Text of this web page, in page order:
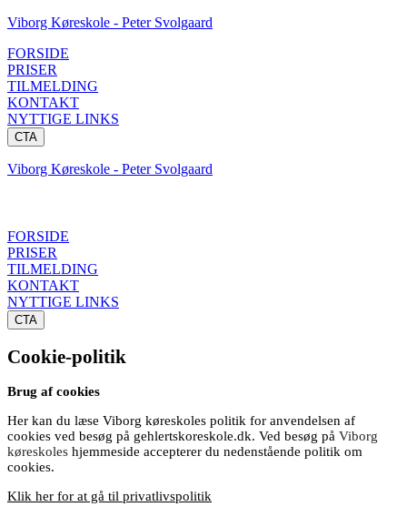
Viborg Køreskole - Peter Svolgaard
FORSIDE
PRISER
TILMELDING
KONTAKT
NYTTIGE LINKS
CTA
Viborg Køreskole - Peter Svolgaard
FORSIDE
PRISER
TILMELDING
KONTAKT
NYTTIGE LINKS
CTA
Cookie-politik
Brug af cookies
Her kan du læse Viborg køreskoles politik for anvendelsen af
cookies ved besøg på gehlertskoreskole.dk. Ved besøg på Viborg
køreskoles hjemmeside accepterer du nedenstående politik om
cookies.
Klik her for at gå til privatlivspolitik